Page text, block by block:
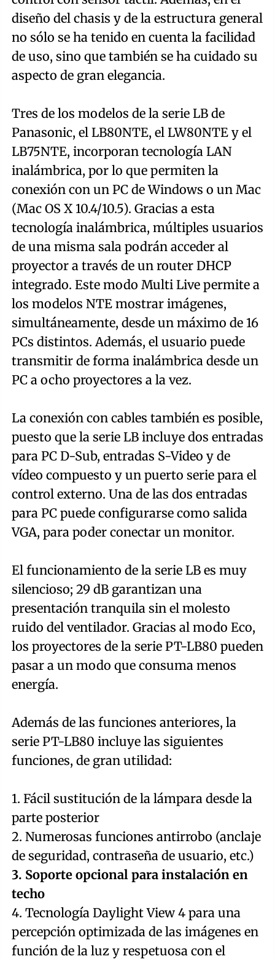
diseño del chasis y de la estructura general
no sólo se ha tenido en cuenta la facilidad
de uso, sino que también se ha cuidado su
aspecto de gran elegancia.
Tres de los modelos de la serie LB de
Panasonic, el LB80NTE, el LW80NTE y el
LB75NTE, incorporan tecnología LAN
inalámbrica, por lo que permiten la
conexión con un PC de Windows o un Mac
(Mac OS X 10.4/10.5). Gracias a esta
tecnología inalámbrica, múltiples usuarios
de una misma sala podrán acceder al
proyector a través de un router DHCP
integrado. Este modo Multi Live permite a
los modelos NTE mostrar imágenes,
simultáneamente, desde un máximo de 16
PCs distintos. Además, el usuario puede
transmitir de forma inalámbrica desde un
PC a ocho proyectores a la vez.
La conexión con cables también es posible,
puesto que la serie LB incluye dos entradas
para PC D-Sub, entradas S-Video y de
vídeo compuesto y un puerto serie para el
control externo. Una de las dos entradas
para PC puede configurarse como salida
VGA, para poder conectar un monitor.
El funcionamiento de la serie LB es muy
silencioso; 29 dB garantizan una
presentación tranquila sin el molesto
ruido del ventilador. Gracias al modo Eco,
los proyectores de la serie PT-LB80 pueden
pasar a un modo que consuma menos
energía.
Además de las funciones anteriores, la
serie PT-LB80 incluye las siguientes
funciones, de gran utilidad:
1. Fácil sustitución de la lámpara desde la
parte posterior
2. Numerosas funciones antirrobo (anclaje
de seguridad, contraseña de usuario, etc.)
3. Soporte opcional para instalación en
techo
4. Tecnología Daylight View 4 para una
percepción optimizada de las imágenes en
función de la luz y respetuosa con el